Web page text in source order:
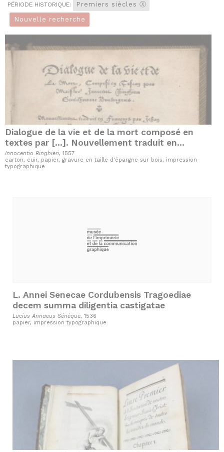
PÉRIODE HISTORIQUE:
Premiers siècles
Nouvelle recherche
Dialogue de la vie et de la mort composé en
textes par [...]. Nouvellement traduit en
François par JohanLouvtan, Recteur &
Chastellan & ...
Innocentio Ringhieri, 1557
carton, cuir, papier, gravure en taille d'épargne sur bois, impression
typographique
L. Annei Senecae Cordubensis Tragoediae
decem summa diligentia castigatae
Lucius Annaeus Sénèque, 1536
papier, impression typographique